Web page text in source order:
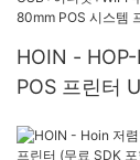
HOIN -
POS 프린터
80mm POS